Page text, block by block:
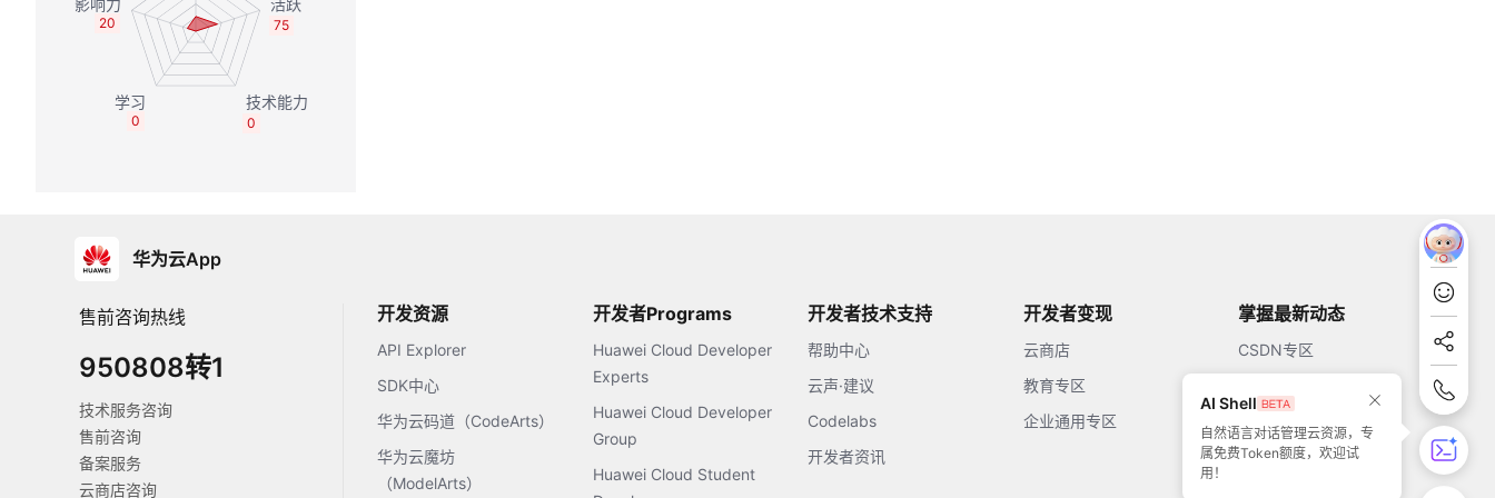
75
0
0
20
华为云App
售前咨询热线
950808转1
技术服务咨询
售前咨询
备案服务
云商店咨询
开发资源
API Explorer
SDK中心
华为云码道（CodeArts）
华为云魔坊
（ModelArts）
开发者Programs
Huawei Cloud Developer
Experts
Huawei Cloud Developer
Group
Huawei Cloud Student
开发者技术支持
帮助中心
云声·建议
Codelabs
开发者资讯
开发者变现
云商店
教育专区
企业通用专区
掌握最新动态
CSDN专区
51CTO
AI Shell
自然语言对话管理云资源，专
属免费Token额度，欢迎试
用！